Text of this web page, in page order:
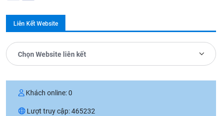
Liên Kết Website
Chọn Website liên kết
Khách online:0
Lượt truy cập:465232